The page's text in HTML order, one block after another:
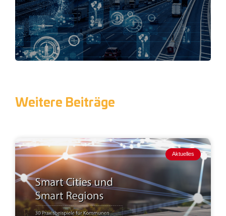
Weitere Beiträge
Aktuelles